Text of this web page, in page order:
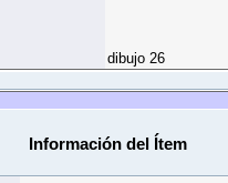
dibujo 26
Información del Ítem